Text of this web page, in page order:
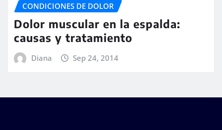
CONDICIONES DE DOLOR
Dolor muscular en la espalda:
causas y tratamiento
Diana Sep 24, 2014